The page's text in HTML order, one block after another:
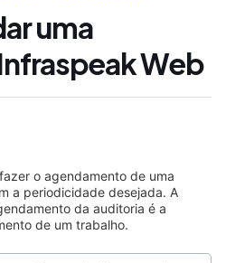
uma
Web
o agendamento de uma
a periodicidade desejada. A
da auditoria é a
de um trabalho.